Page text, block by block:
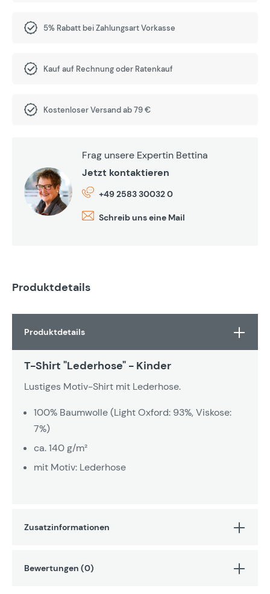
5% Rabatt bei Zahlungsart Vorkasse
Kauf auf Rechnung oder Ratenkauf
Kostenloser Versand ab 79 €
Frag unsere Expertin Bettina
Jetzt kontaktieren
+49 2583 30032 0
Schreib uns eine Mail
Produktdetails
Produktdetails
T-Shirt "Lederhose" - Kinder
Lustiges Motiv-Shirt mit Lederhose.
100% Baumwolle (Light Oxford: 93%, Viskose:
7%)
ca. 140 g/m²
mit Motiv: Lederhose
Zusatzinformationen
Bewertungen (0)